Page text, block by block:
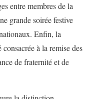
entre membres de la
grande soirée festive
Enfin, la
à la remise des
de fraternité et de